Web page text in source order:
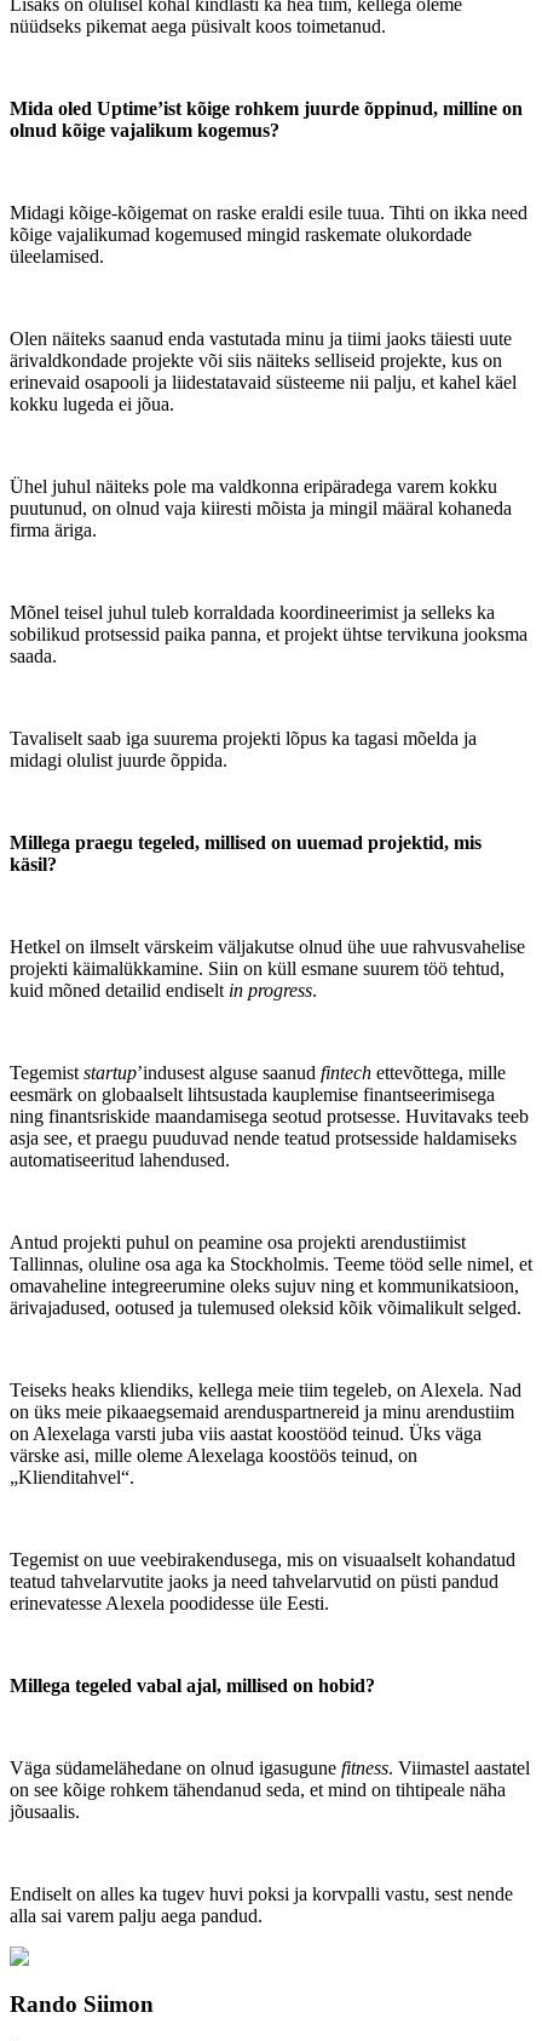
nüüdseks pikemat aega püsivalt koos toimetanud.
Mida oled Uptime’ist kõige rohkem juurde õppinud, milline on
olnud kõige vajalikum kogemus?
Midagi kõige-kõigemat on raske eraldi esile tuua. Tihti on ikka need
kõige vajalikumad kogemused mingid raskemate olukordade
üleelamised.
Olen näiteks saanud enda vastutada minu ja tiimi jaoks täiesti uute
ärivaldkondade projekte või siis näiteks selliseid projekte, kus on
erinevaid osapooli ja liidestatavaid süsteeme nii palju, et kahel käel
kokku lugeda ei jõua.
Ühel juhul näiteks pole ma valdkonna eripäradega varem kokku
puutunud, on olnud vaja kiiresti mõista ja mingil määral kohaneda
firma äriga.
Mõnel teisel juhul tuleb korraldada koordineerimist ja selleks ka
sobilikud protsessid paika panna, et projekt ühtse tervikuna jooksma
saada.
Tavaliselt saab iga suurema projekti lõpus ka tagasi mõelda ja
midagi olulist juurde õppida.
Millega praegu tegeled, millised on uuemad projektid, mis
käsil?
Hetkel on ilmselt värskeim väljakutse olnud ühe uue rahvusvahelise
projekti käimalükkamine. Siin on küll esmane suurem töö tehtud,
kuid mõned detailid endiselt in progress.
Tegemist startup’indusest alguse saanud fintech ettevõttega, mille
eesmärk on globaalselt lihtsustada kauplemise finantseerimisega
ning finantsriskide maandamisega seotud protsesse. Huvitavaks teeb
asja see, et praegu puuduvad nende teatud protsesside haldamiseks
automatiseeritud lahendused.
Antud projekti puhul on peamine osa projekti arendustiimist
Tallinnas, oluline osa aga ka Stockholmis. Teeme tööd selle nimel, et
omavaheline integreerumine oleks sujuv ning et kommunikatsioon,
ärivajadused, ootused ja tulemused oleksid kõik võimalikult selged.
Teiseks heaks kliendiks, kellega meie tiim tegeleb, on Alexela. Nad
on üks meie pikaaegsemaid arenduspartnereid ja minu arendustiim
on Alexelaga varsti juba viis aastat koostööd teinud. Üks väga
värske asi, mille oleme Alexelaga koostöös teinud, on
„Klienditahvel“.
Tegemist on uue veebirakendusega, mis on visuaalselt kohandatud
teatud tahvelarvutite jaoks ja need tahvelarvutid on püsti pandud
erinevatesse Alexela poodidesse üle Eesti.
Millega tegeled vabal ajal, millised on hobid?
Väga südamelähedane on olnud igasugune fitness. Viimastel aastatel
on see kõige rohkem tähendanud seda, et mind on tihtipeale näha
jõusaalis.
Endiselt on alles ka tugev huvi poksi ja korvpalli vastu, sest nende
alla sai varem palju aega pandud.
Rando Siimon